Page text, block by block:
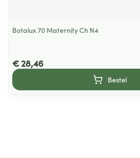
Botalux 70 Maternity Ch N4
€ 28,46
Bestel